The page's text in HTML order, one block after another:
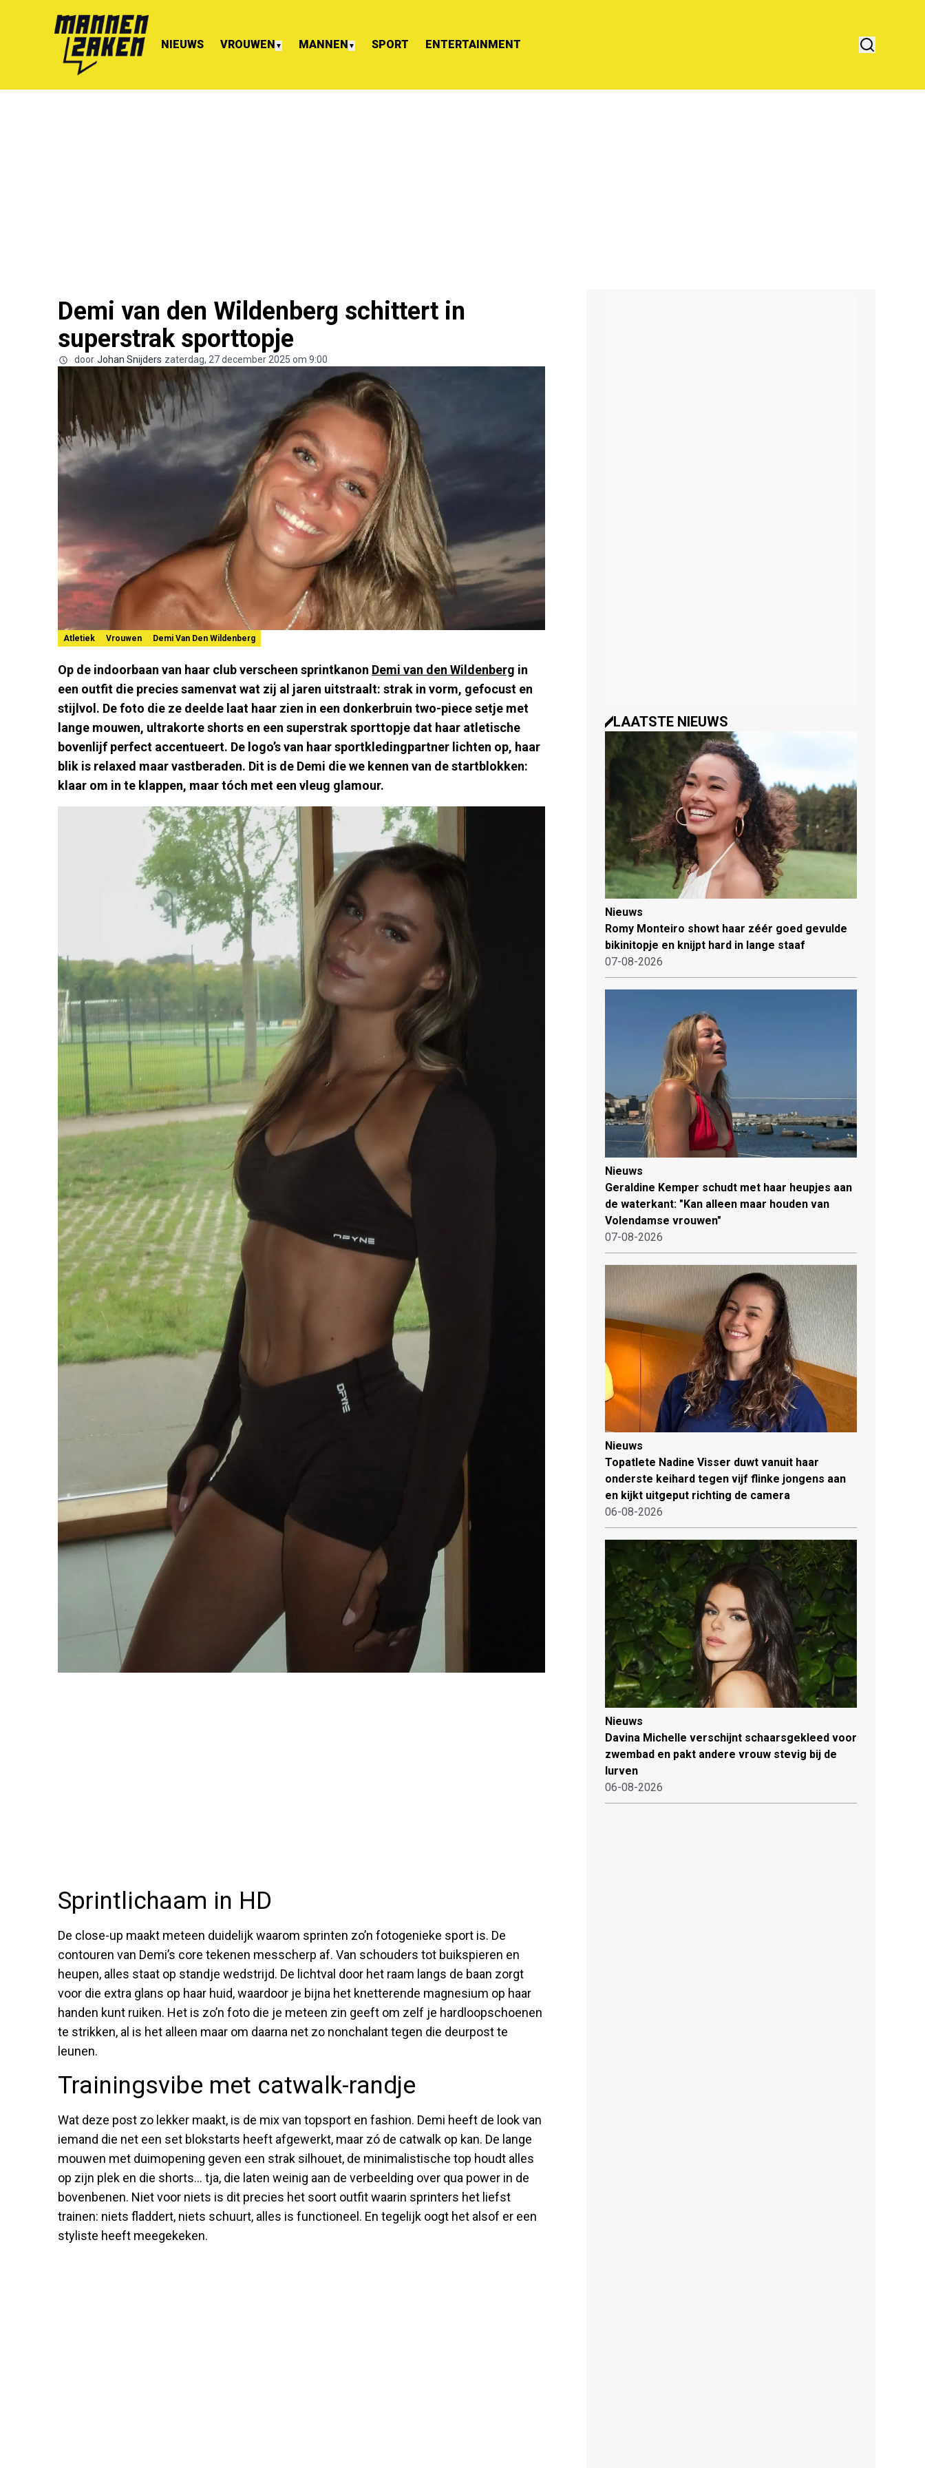
NIEUWS VROUWEN ▼ MANNEN ▼ SPORT ENTERTAINMENT
Demi van den Wildenberg schittert in
superstrak sporttopje
door Johan Snijders zaterdag, 27 december 2025 om 9:00
Atletiek Vrouwen Demi Van Den Wildenberg
Op de indoorbaan van haar club verscheen sprintkanon Demi van den Wildenberg in
een outfit die precies samenvat wat zij al jaren uitstraalt: strak in vorm, gefocust en
stijlvol. De foto die ze deelde laat haar zien in een donkerbruin two-piece setje met
lange mouwen, ultrakorte shorts en een superstrak sporttopje dat haar atletische
bovenlijf perfect accentueert. De logo’s van haar sportkledingpartner lichten op, haar
blik is relaxed maar vastberaden. Dit is de Demi die we kennen van de startblokken:
klaar om in te klappen, maar tóch met een vleug glamour.
Sprintlichaam in HD
De close-up maakt meteen duidelijk waarom sprinten zo’n fotogenieke sport is. De
contouren van Demi’s core tekenen messcherp af. Van schouders tot buikspieren en
heupen, alles staat op standje wedstrijd. De lichtval door het raam langs de baan zorgt
voor die extra glans op haar huid, waardoor je bijna het knetterende magnesium op haar
handen kunt ruiken. Het is zo’n foto die je meteen zin geeft om zelf je hardloopschoenen
te strikken, al is het alleen maar om daarna net zo nonchalant tegen die deurpost te
leunen.
Trainingsvibe met catwalk-randje
Wat deze post zo lekker maakt, is de mix van topsport en fashion. Demi heeft de look van
iemand die net een set blokstarts heeft afgewerkt, maar zó de catwalk op kan. De lange
mouwen met duimopening geven een strak silhouet, de minimalistische top houdt alles
op zijn plek en die shorts… tja, die laten weinig aan de verbeelding over qua power in de
bovenbenen. Niet voor niets is dit precies het soort outfit waarin sprinters het liefst
trainen: niets fladdert, niets schuurt, alles is functioneel. En tegelijk oogt het alsof er een
styliste heeft meegekeken.
LAATSTE NIEUWS
Nieuws
Romy Monteiro showt haar zéér goed gevulde
bikinitopje en knijpt hard in lange staaf
07-08-2026
Nieuws
Geraldine Kemper schudt met haar heupjes aan
de waterkant: "Kan alleen maar houden van
Volendamse vrouwen"
07-08-2026
Nieuws
Topatlete Nadine Visser duwt vanuit haar
onderste keihard tegen vijf flinke jongens aan
en kijkt uitgeput richting de camera
06-08-2026
Nieuws
Davina Michelle verschijnt schaarsgekleed voor
zwembad en pakt andere vrouw stevig bij de
lurven
06-08-2026